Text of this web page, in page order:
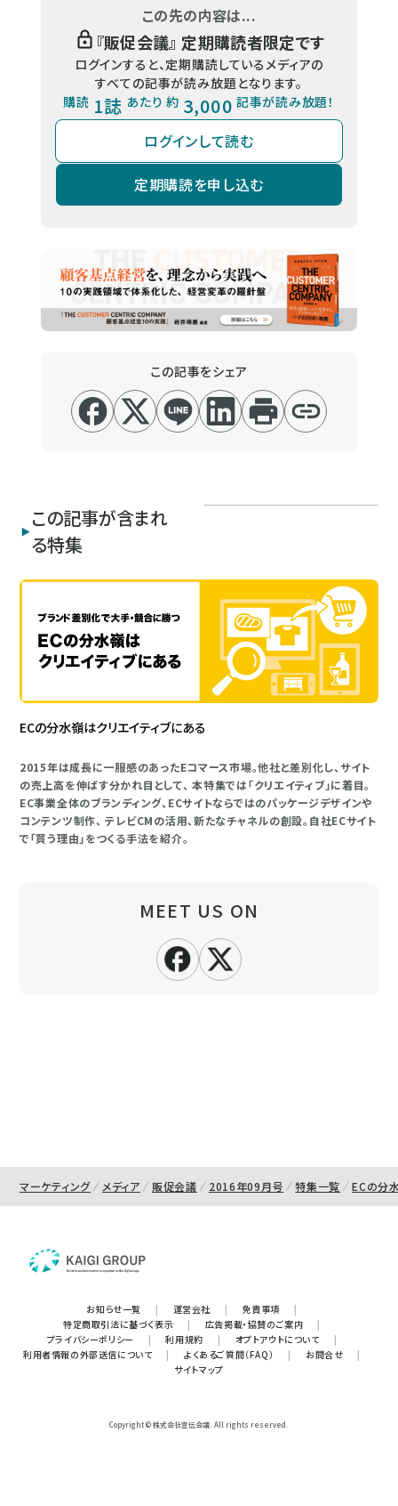
この先の内容は...
『販促会議』 定期購読者限定です
ログインすると、定期購読しているメディアの
すべての記事が読み放題となります。
購読 1誌 あたり 約 3,000 記事が読み放題！
ログインして読む
定期購読を申し込む
この記事をシェア
この記事が含まれ
る特集
ECの分水嶺はクリエイティブにある
2015年は成長に一服感のあったEコマース市場。他社と差別化し、サイト
の売上高を伸ばす分かれ目として、 本特集では「クリエイティブ」に着目。
EC事業全体のブランディング、ECサイトならではのパッケージデザインや
コンテンツ制作、 テレビCMの活用、新たなチャネルの創設。自社ECサイト
で「買う理由」をつくる手法を紹介。
MEET US ON
マーケティング メディア 販促会議 2016年09月号 特集一覧 ECの分
お知らせ一覧 | 運営会社 | 免責事項
|
特定商取引法に基づく表示
| 広告掲載・協賛のご案内
|
プライバシーポリシー
| 利用規約 | オプトアウトについて
|
利用者情報の外部送信について
| よくあるご質問（FAQ） | お問合せ
|
サイトマップ
Copyright © 株式会社宣伝会議. All rights reserved.